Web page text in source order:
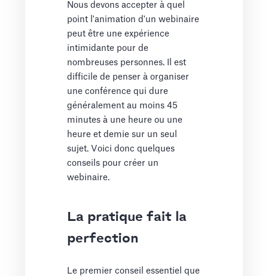
Nous devons accepter à quel
point l'animation d'un webinaire
peut être une expérience
intimidante pour de
nombreuses personnes. Il est
difficile de penser à organiser
une conférence qui dure
généralement au moins 45
minutes à une heure ou une
heure et demie sur un seul
sujet. Voici donc quelques
conseils pour créer un
webinaire.
La pratique fait la
perfection
Le premier conseil essentiel que